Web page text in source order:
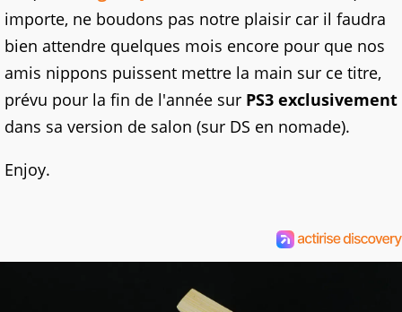
importe, ne boudons pas notre plaisir car il faudra
bien attendre quelques mois encore pour que nos
amis nippons puissent mettre la main sur ce titre,
prévu pour la fin de l'année sur PS3 exclusivement
dans sa version de salon (sur DS en nomade).
Enjoy.